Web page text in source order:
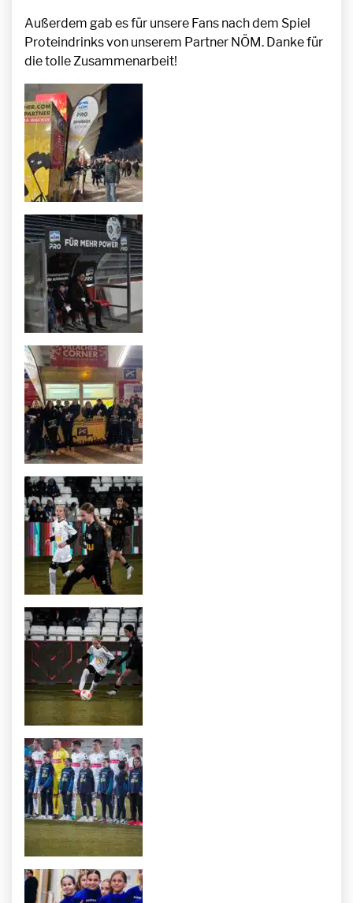
Außerdem gab es für unsere Fans nach dem Spiel
Proteindrinks von unserem Partner NÖM. Danke für
die tolle Zusammenarbeit!